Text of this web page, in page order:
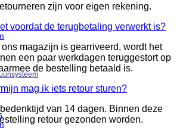
zijn voor eigen rekening.
voordat de terugbetaling verwerkt is?
magazijn is gearriveerd, wordt het
een paar werkdagen teruggestort op
de bestelling betaald is.
mag ik iets retour sturen?
van 14 dagen. Binnen deze
retour gezonden worden.